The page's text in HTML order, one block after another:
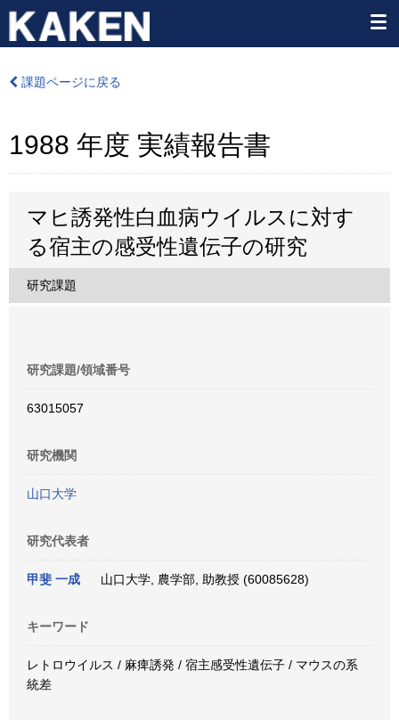
課題ページに戻る
1988 年度 実績報告書
マヒ誘発性白血病ウイルスに対す
る宿主の感受性遺伝子の研究
研究課題
研究課題/領域番号
63015057
研究機関
山口大学
研究代表者
甲斐 一成 山口大学, 農学部, 助教授 (60085628)
キーワード
レトロウイルス / 麻痺誘発 / 宿主感受性遺伝子 / マウスの系
統差